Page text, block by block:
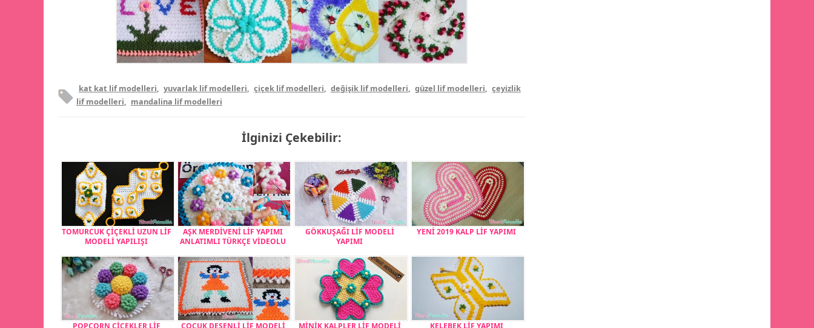
kat kat lif modelleri, yuvarlak lif modelleri, çiçek lif modelleri, değişik lif modelleri, güzel lif modelleri, çeyizlik
lif modelleri, mandalina lif modelleri
İlginizi Çekebilir:
TOMURCUK ÇİÇEKLİ UZUN LİF
MODELİ YAPILIŞI
AŞK MERDİVENİ LİF YAPIMI
ANLATIMLI TÜRKÇE VİDEOLU
GÖKKUŞAĞI LİF MODELİ
YAPIMI
YENİ 2019 KALP LİF YAPIMI